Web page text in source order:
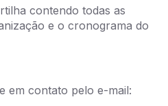
contendo todas as
e o cronograma do
em contato pelo e-mail: